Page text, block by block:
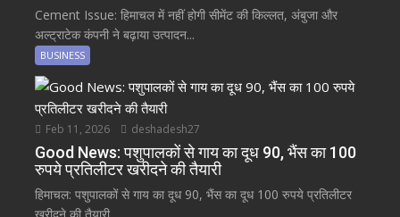
Cement Issue: हिमाचल में नहीं होगी सीमेंट की किल्लत, अंबुजा और
अल्ट्राटेक कंपनी ने बढ़ाया उत्पादन...
BUSINESS
Feb 11, 2026 deshadesh27
Good News: पशुपालकों से गाय का दूध 90, भैंस का 100
रुपये प्रतिलीटर खरीदने की तैयारी
हिमाचल: पशुपालकों से गाय का दूध 90, भैंस का दूध 100 रुपये प्रतिलीटर